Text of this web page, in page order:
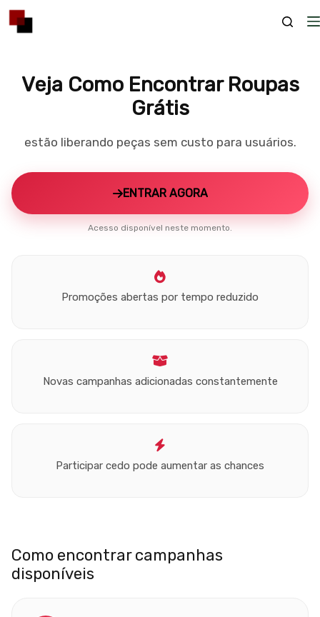
Skip
to
Veja Como Encontrar Roupas
Grátis
estão liberando peças sem custo para usuários.
ENTRAR AGORA
Acesso disponível neste momento.
Promoções abertas por tempo reduzido
Novas campanhas adicionadas constantemente
Participar cedo pode aumentar as chances
Como encontrar campanhas
disponíveis